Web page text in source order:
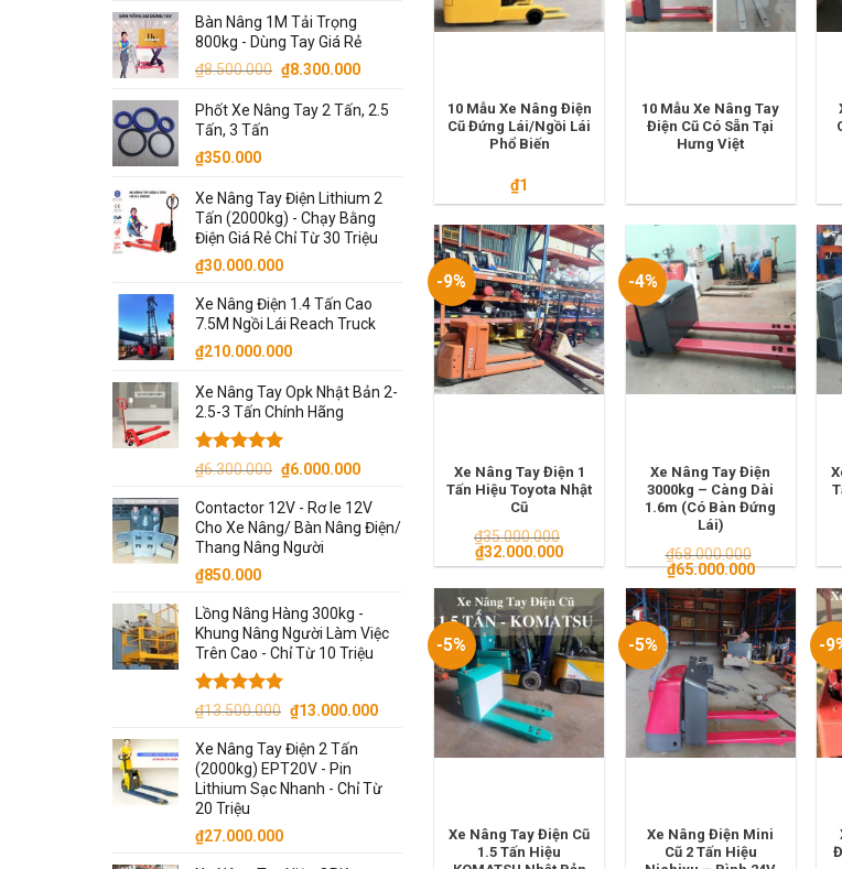
là:
₫69.000.000.
Bàn Nâng 1M Tải Trọng
800kg - Dùng Tay Giá Rẻ
₫8.500.000 Giá
là:
₫8.300.000Giá
tại
Phốt Xe Nâng Tay 2 Tấn, 2.5
Tấn, 3 Tấn
₫350.000
Xe Nâng Tay Điện Lithium 2
Tấn (2000kg) - Chạy Bằng
Điện Giá Rẻ Chỉ Từ 30 Triệu
₫30.000.000
Xe Nâng Điện 1.4 Tấn Cao
7.5M Ngồi Lái Reach Truck
₫210.000.000
Xe Nâng Tay Opk Nhật Bản 2-
2.5-3 Tấn Chính Hãng
Được xếp
hạng
5 sao
₫6.300.000 Giá
là:
₫6.300.000.
₫6.000.000Giá
tại
là:
Contactor 12V - Rơ le 12V
Cho Xe Nâng/ Bàn Nâng Điện/
Thang Nâng Người
₫850.000
Lồng Nâng Hàng 300kg -
Khung Nâng Người Làm Việc
Trên Cao - Chỉ Từ 10 Triệu
Được xếp
hạng
5 sao
₫13.500.000 Giá
là:
₫13.500.000.
₫13.000.000Giá
₫13.000.000.
Xe Nâng Tay Điện 2 Tấn
(2000kg) EPT20V - Pin
Lithium Sạc Nhanh - Chỉ Từ
20 Triệu
₫27.000.000
10 Mẫu Xe Nâng Điện
Cũ Đứng Lái/Ngồi Lái
Phổ Biến
₫1
10 Mẫu Xe Nâng Tay
Điện Cũ Có Sẵn Tại
Hưng Việt
-9%
Xe Nâng Tay Điện 1
Tấn Hiệu Toyota Nhật
Cũ
₫35.000.000
Giá
gốc
₫35.000.000.
₫32.000.000Giá
hiện
là:
₫32.000.000.
-4%
Xe Nâng Tay Điện
3000kg – Càng Dài
1.6m (Có Bàn Đứng
Lái)
₫68.000.000
Giá
gốc
là:
₫68.000.000.
₫65.000.000Giá
tại
là:
₫65.000.000.
-5%
Xe Nâng Tay Điện Cũ
1.5 Tấn Hiệu
-5%
Xe Nâng Điện Mini
Cũ 2 Tấn Hiệu
-